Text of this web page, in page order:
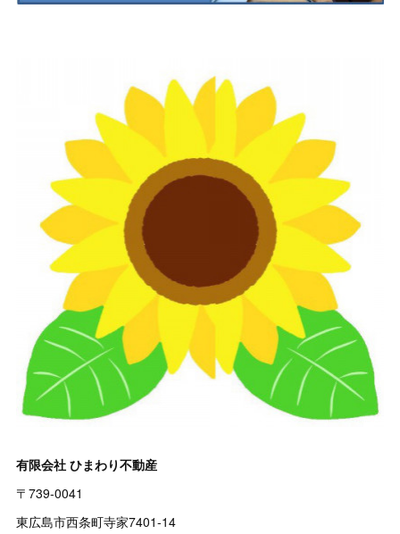
有限会社 ひまわり不動産
〒739-0041
東広島市西条町寺家7401-14